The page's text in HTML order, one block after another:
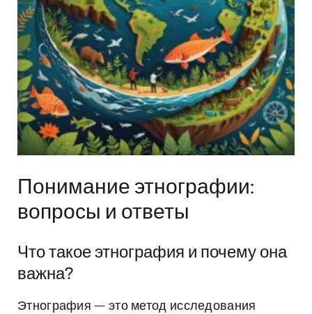
Понимание этнографии:
вопросы и ответы
Что такое этнография и почему она
важна?
Этнография — это метод исследования